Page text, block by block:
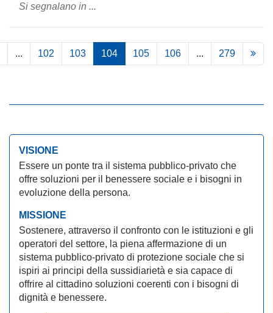
Si segnalano in ...
... 102 103 104 105 106 ... 279
VISIONE
Essere un ponte tra il sistema pubblico-privato che
offre soluzioni per il benessere sociale e i bisogni in
evoluzione della persona.
MISSIONE
Sostenere, attraverso il confronto con le istituzioni e gli
operatori del settore, la piena affermazione di un
sistema pubblico-privato di protezione sociale che si
ispiri ai principi della sussidiarietà e sia capace di
offrire al cittadino soluzioni coerenti con i bisogni di
dignità e benessere.